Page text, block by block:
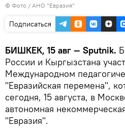
© Фото / АНО "Евразия"
Подписаться
БИШКЕК, 15 авг — Sputnik.
России и Кыргызстана
Международном
"Евразийская перемена",
сегодня, 15 августа, в
автономная
"Евразия".